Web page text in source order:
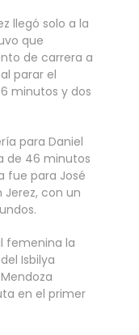
llegó solo a la
que
de carrera a
parar el
minutos y dos
para Daniel
de 46 minutos
fue para José
Jerez, con un
femenina la
Isbilya
en el primer